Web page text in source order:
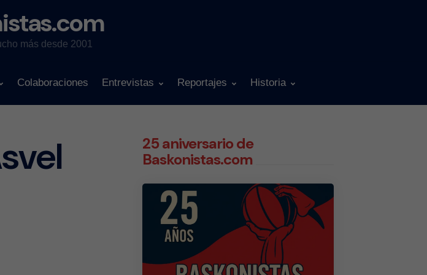
más desde 2001
Colaboraciones Entrevistas Reportajes Historia
25 aniversario de
Baskonistas.com